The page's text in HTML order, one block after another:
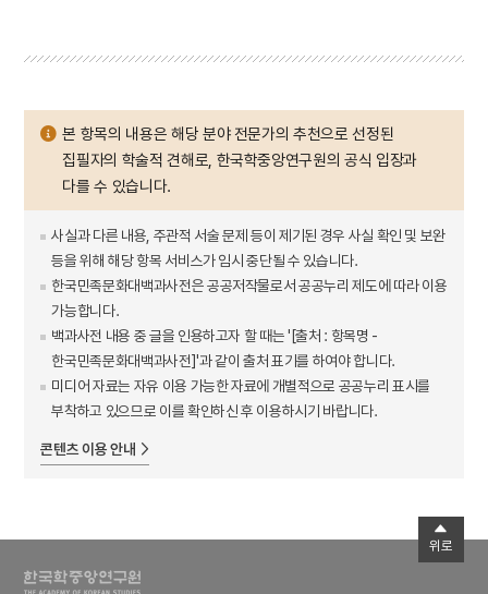
본 항목의 내용은 해당 분야 전문가의 추천으로 선정된
집필자의 학술적 견해로, 한국학중앙연구원의 공식 입장과
다를 수 있습니다.
사실과 다른 내용, 주관적 서술 문제 등이 제기된 경우 사실 확인 및 보완
등을 위해 해당 항목 서비스가 임시 중단될 수 있습니다.
한국민족문화대백과사전은 공공저작물로서 공공누리 제도에 따라 이용
가능합니다.
백과사전 내용 중 글을 인용하고자 할 때는 '[출처 : 항목명 -
한국민족문화대백과사전]'과 같이 출처 표기를 하여야 합니다.
미디어 자료는 자유 이용 가능한 자료에 개별적으로 공공누리 표시를
부착하고 있으므로 이를 확인하신 후 이용하시기 바랍니다.
콘텐츠 이용 안내
위로